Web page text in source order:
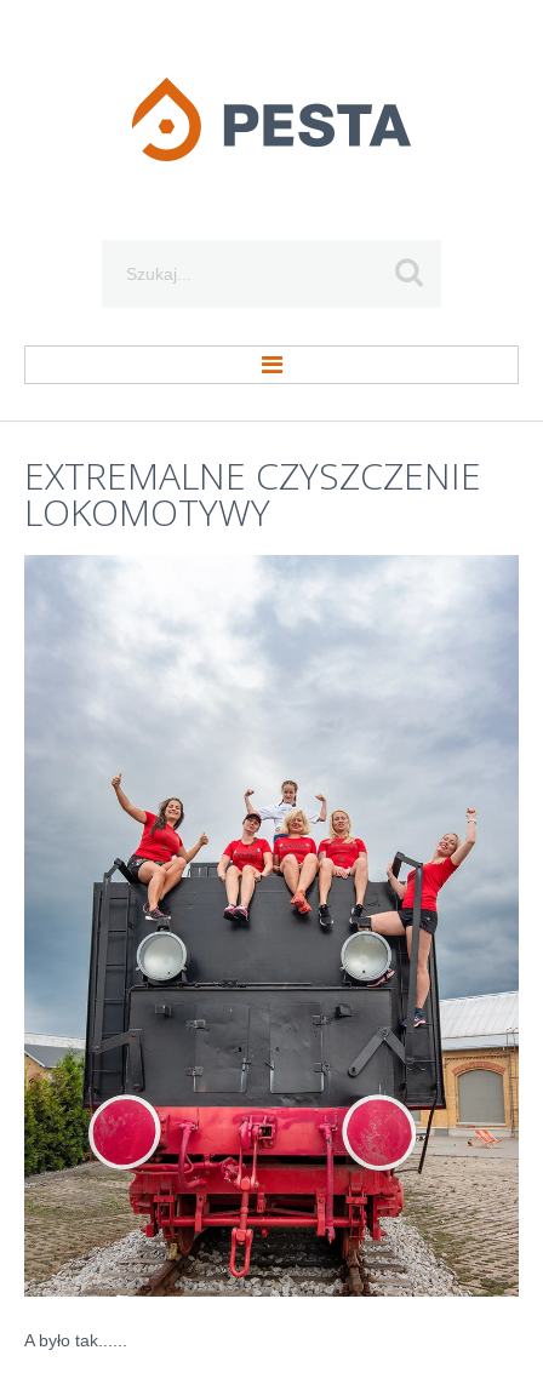
O FIRMIE
Klauzule informacyjne
WYNAJEM OBKIETÓW
GALERIA
KONTAKT
E-SKLEP-PESTA
EXTREMALNE CZYSZCZENIE
LOKOMOTYWY
A było tak......